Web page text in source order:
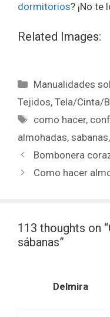
dormitorios? ¡No te
Related Images:
Manualidades
Tejidos, Tela/Cinta/
como hacer,
almohadas, sabanas,
Bombonera
Como hacer
113 thoughts on
sábanas”
Delmira